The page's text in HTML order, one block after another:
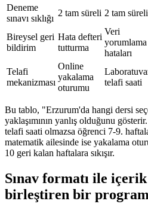
Deneme
sınavı sıklığı
2 tam süreli 2 tam süreli
Bireysel geri
bildirim
Hata defteri
tutturma
Veri
yorumlama
hataları
Telafi
mekanizması
Online
yakalama
oturumu
telafi saati
Bu tablo, "Erzurum'da hangi dersi
yaklaşımının yanlış olduğunu
telafi saati olmazsa öğrenci 7-9.
matematik ailesinde ise yakalama
10 geri kalan haftalara sıkışır.
Sınav formatı ile içerik
birleştiren bir